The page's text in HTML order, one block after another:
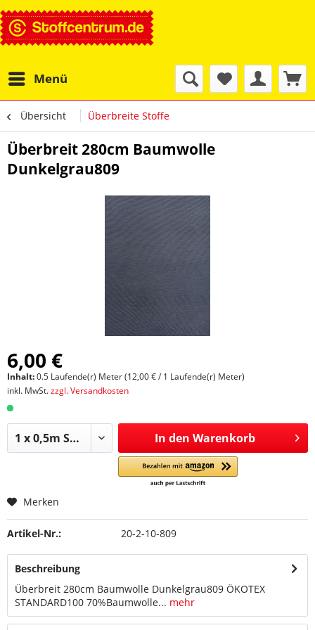
Menü
Übersicht Überbreite Stoffe
Überbreit 280cm Baumwolle
Dunkelgrau809
6,00 €
Inhalt:0.5 Laufende(r) Meter (12,00 € / 1 Laufende(r) Meter)
inkl. MwSt.zzgl. Versandkosten
In den Warenkorb
Merken
Artikel-Nr.: 20-2-10-809
Beschreibung
Überbreit 280cm Baumwolle Dunkelgrau809 ÖKOTEX
STANDARD100 70%Baumwolle... mehr